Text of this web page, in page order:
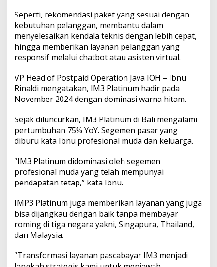
i
S
t
a
b
i
Seperti, rekomendasi paket yang sesuai dengan
kebutuhan pelanggan, membantu dalam
menyelesaikan kendala teknis dengan lebih cepat,
hingga memberikan layanan pelanggan yang
responsif melalui chatbot atau asisten virtual.
VP Head of Postpaid Operation Java IOH – Ibnu
Rinaldi mengatakan, IM3 Platinum hadir pada
November 2024 dengan dominasi warna hitam.
Sejak diluncurkan, IM3 Platinum di Bali mengalami
pertumbuhan 75% YoY. Segemen pasar yang
diburu kata Ibnu profesional muda dan keluarga.
“IM3 Platinum didominasi oleh segemen
profesional muda yang telah mempunyai
pendapatan tetap,” kata Ibnu.
IMP3 Platinum juga memberikan layanan yang juga
bisa dijangkau dengan baik tanpa membayar
roming di tiga negara yakni, Singapura, Thailand,
dan Malaysia.
“Transformasi layanan pascabayar IM3 menjadi